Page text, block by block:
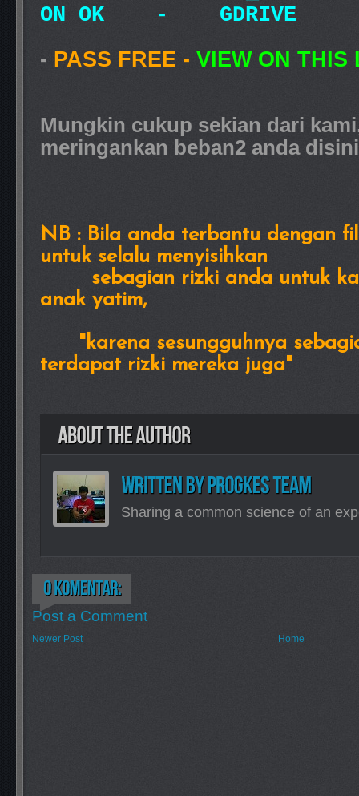
ON OK - GDRIVE
- PASS FREE - VIEW ON THIS
Mungkin cukup sekian dari
meringankan beban2 anda disini
NB : Bila anda terbantu dengan
untuk selalu menyisihkan
sebagian rizki anda untuk
anak yatim,
"karena sesungguhnya
terdapat rizki mereka juga"
Sharing a common science of an
Post a Comment
Newer Post Home